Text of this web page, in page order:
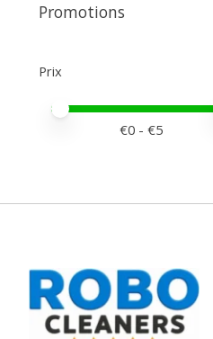
Promotions
Prix
Prix minimum
Price maximum value
€0 - €5